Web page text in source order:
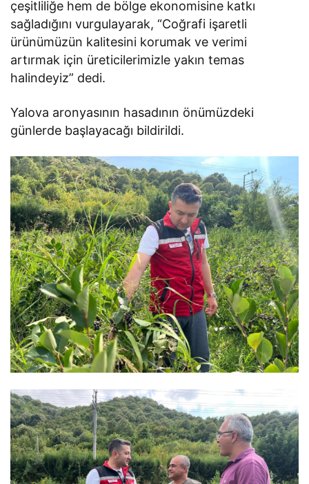
çeşitliliğe hem de bölge ekonomisine katkı
sağladığını vurgulayarak, “Coğrafi işaretli
ürünümüzün kalitesini korumak ve verimi
artırmak için üreticilerimizle yakın temas
halindeyiz” dedi.
Yalova aronyasının hasadının önümüzdeki
günlerde başlayacağı bildirildi.